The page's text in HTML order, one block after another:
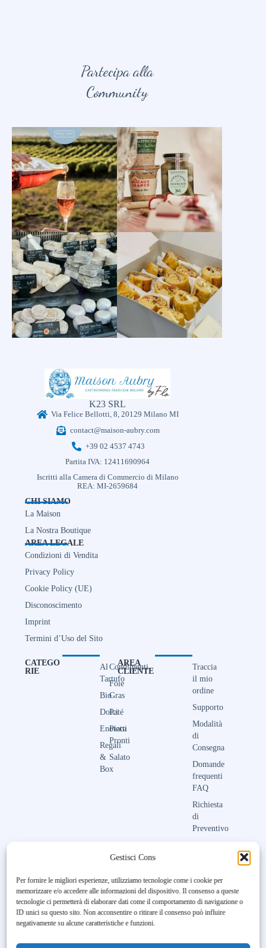
Gestisci Consenso
Per fornire le migliori esperienze, utilizziamo tecnologie come i cookie per
memorizzare e/o accedere alle informazioni del dispositivo. Il consenso a queste
tecnologie ci permetterà di elaborare dati come il comportamento di navigazione o
ID unici su questo sito. Non acconsentire o ritirare il consenso può influire
negativamente su alcune caratteristiche e funzioni.
Partecipa alla
Community
K23 SRL
Via Felice Bellotti, 8, 20129 Milano MI
contact@maison-aubry.com
+39 02 4537 4743
Partita IVA: 12411690964
Iscritti alla Camera di Commercio di Milano
REA: MI-2659684
CHI SIAMO
La Maison
La Nostra Boutique
AREA LEGALE
Condizioni di Vendita
Privacy Policy
Cookie Policy (UE)
Disconoscimento
Imprint
Termini d’Uso del Sito
CATEGO
RIE
Al
Tartufo
Bio
Dolci
Enoteca
Regali
&
Box
Condimenti
Foie
Gras
Paté
Piatti
Pronti
Salato
AREA
CLIENTE
Traccia
il mio
ordine
Supporto
Modalità
di
Consegna
Domande
frequenti
FAQ
Richiesta
di
Preventivo
Unfortunately, the 7-day trial
period has expired.Check our
subscription plans! >>